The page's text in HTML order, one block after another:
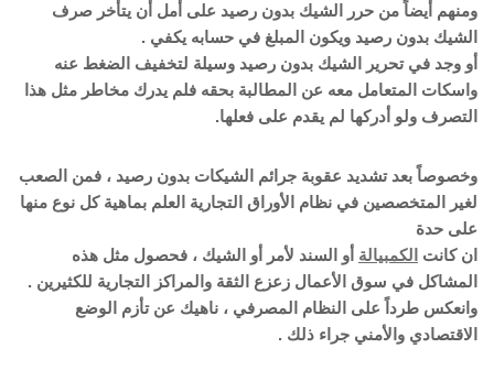
ومنهم أيضاً من حرر الشيك بدون رصيد على أمل أن يتأخر صرف
الشيك بدون رصيد ويكون المبلغ في حسابه يكفي .
أو وجد في تحرير الشيك بدون رصيد وسيلة لتخفيف الضغط عنه
واسكات المتعامل معه عن المطالبة بحقه فلم يدرك مخاطر مثل هذا
التصرف ولو أدركها لم يقدم على فعلها.
وخصوصاً بعد تشديد عقوبة جرائم الشيكات بدون رصيد ، فمن الصعب
لغير المتخصصين في نظام الأوراق التجارية العلم بماهية كل نوع منها
على حدة
ان كانت الكمبيالة أو السند لأمر أو الشيك ، فحصول مثل هذه
المشاكل في سوق الأعمال زعزع الثقة والمراكز التجارية للكثيرين .
وانعكس طرداً على النظام المصرفي ، ناهيك عن تأزم الوضع
الاقتصادي والأمني جراء ذلك .